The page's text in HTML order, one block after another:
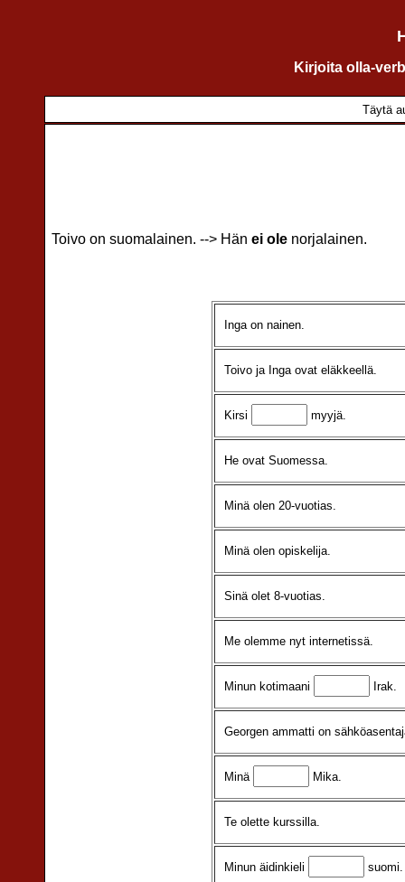
Kirjoita olla-
Täytä
Toivo on suomalainen. --> Hän ei olenorjalainen.
Inga on nainen.
Toivo ja Inga ovat eläkkeellä.
Kirsi myyjä.
He ovat Suomessa.
Minä olen 20-vuotias.
Minä olen opiskelija.
Sinä olet 8-vuotias.
Me olemme nyt internetissä.
Minun kotimaani Irak.
Georgen ammatti on
Minä Mika.
Te olette kurssilla.
Minun äidinkieli suomi.